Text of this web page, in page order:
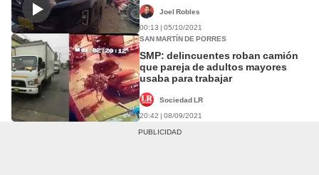
Joel Robles
00:13 | 05/10/2021
SAN MARTÍN DE PORRES
SMP: delincuentes roban camión
que pareja de adultos mayores
usaba para trabajar
Sociedad LR
20:42 | 08/09/2021